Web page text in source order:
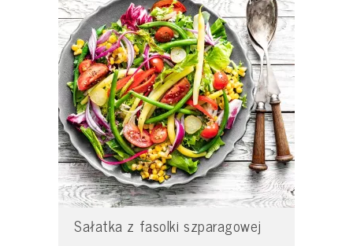
Sałatka z fasolki szparagowej